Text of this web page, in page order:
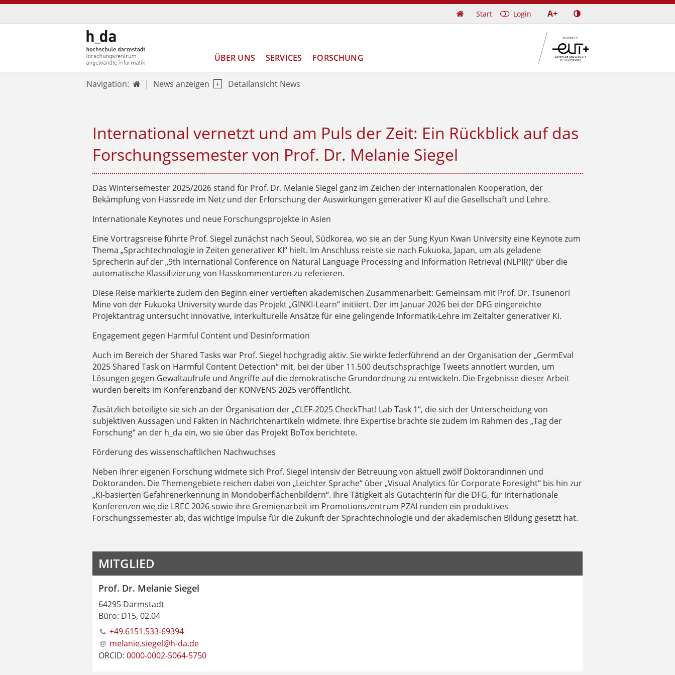
 Start Login A+
ÜBER UNS SERVICES FORSCHUNG
Navigation:  News anzeigen Detailansicht News
International vernetzt und am Puls der Zeit: Ein Rückblick auf das
Forschungssemester von Prof. Dr. Melanie Siegel
Das Wintersemester 2025/2026 stand für Prof. Dr. Melanie Siegel ganz im Zeichen der internationalen Kooperation, der
Bekämpfung von Hassrede im Netz und der Erforschung der Auswirkungen generativer KI auf die Gesellschaft und Lehre.
Internationale Keynotes und neue Forschungsprojekte in Asien
Eine Vortragsreise führte Prof. Siegel zunächst nach Seoul, Südkorea, wo sie an der Sung Kyun Kwan University eine Keynote zum
Thema „Sprachtechnologie in Zeiten generativer KI“ hielt. Im Anschluss reiste sie nach Fukuoka, Japan, um als geladene
Sprecherin auf der „9th International Conference on Natural Language Processing and Information Retrieval (NLPIR)“ über die
automatische Klassifizierung von Hasskommentaren zu referieren.
Diese Reise markierte zudem den Beginn einer vertieften akademischen Zusammenarbeit: Gemeinsam mit Prof. Dr. Tsunenori
Mine von der Fukuoka University wurde das Projekt „GINKI-Learn“ initiiert. Der im Januar 2026 bei der DFG eingereichte
Projektantrag untersucht innovative, interkulturelle Ansätze für eine gelingende Informatik-Lehre im Zeitalter generativer KI.
Engagement gegen Harmful Content und Desinformation
Auch im Bereich der Shared Tasks war Prof. Siegel hochgradig aktiv. Sie wirkte federführend an der Organisation der „GermEval
2025 Shared Task on Harmful Content Detection“ mit, bei der über 11.500 deutschsprachige Tweets annotiert wurden, um
Lösungen gegen Gewaltaufrufe und Angriffe auf die demokratische Grundordnung zu entwickeln. Die Ergebnisse dieser Arbeit
wurden bereits im Konferenzband der KONVENS 2025 veröffentlicht.
Zusätzlich beteiligte sie sich an der Organisation der „CLEF-2025 CheckThat! Lab Task 1“, die sich der Unterscheidung von
subjektiven Aussagen und Fakten in Nachrichtenartikeln widmete. Ihre Expertise brachte sie zudem im Rahmen des „Tag der
Forschung“ an der h_da ein, wo sie über das Projekt BoTox berichtete.
Förderung des wissenschaftlichen Nachwuchses
Neben ihrer eigenen Forschung widmete sich Prof. Siegel intensiv der Betreuung von aktuell zwölf Doktorandinnen und
Doktoranden. Die Themengebiete reichen dabei von „Leichter Sprache“ über „Visual Analytics für Corporate Foresight“ bis hin zur
„KI-basierten Gefahrenerkennung in Mondoberflächenbildern“. Ihre Tätigkeit als Gutachterin für die DFG, für internationale
Konferenzen wie die LREC 2026 sowie ihre Gremienarbeit im Promotionszentrum PZAI runden ein produktives
Forschungssemester ab, das wichtige Impulse für die Zukunft der Sprachtechnologie und der akademischen Bildung gesetzt hat.
MITGLIED
Prof. Dr. Melanie Siegel
64295 Darmstadt
Büro: D15, 02.04
+49.6151.533-69394
melanie.siegel@h-da.de
ORCID: 0000-0002-5064-5750